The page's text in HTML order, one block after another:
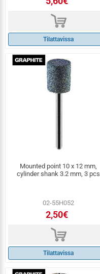
d
Tilattavissa
Mounted point 10 x 12 mm,
cylinder shank 3.2 mm, 3 pcs
02-55H052
2,50€
d
Tilattavissa